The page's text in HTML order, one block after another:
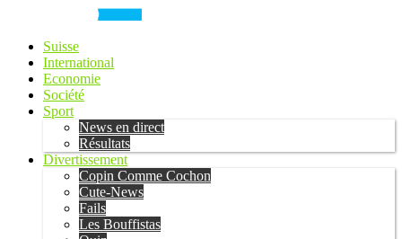
Suisse
International
Economie
Société
Sport
News en direct
Résultats
Divertissement
Copin Comme Cochon
Cute-News
Fails
Les Bouffistas